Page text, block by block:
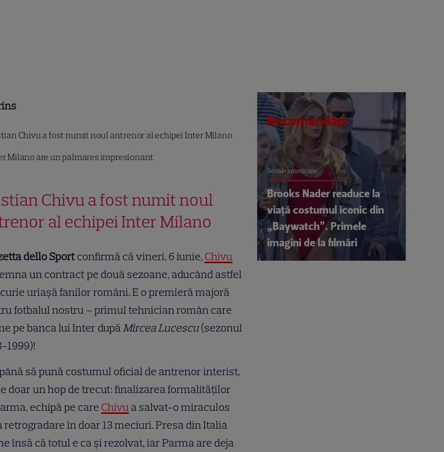
Chivu a fost numit noul antrenor al echipei Inter Milano
Milano are un palmares impresionant
Chivu a fost numit noul
al echipei Inter Milano
dello Sportconfirmă că vineri, 6 iunie, Chivu
un contract pe două sezoane, aducând astfel
uriașă fanilor români. E o premieră majoră
fotbalul nostru – primul tehnician român care
pe banca lui Inter dupăMircea Lucescu(sezonul
1999)!
să pună costumul oficial de antrenor interist,
doar un hop de trecut: finalizarea formalităților
echipă pe care Chivua salvat-o miraculos
retrogradare în doar 13 meciuri. Presa din Italia
însă că totul e ca și rezolvat, iar Parma are deja
Recomandări
Seriale americane
Brooks Nader readuce la
viață costumul iconic din
„Baywatch”. Primele
imagini de la filmări